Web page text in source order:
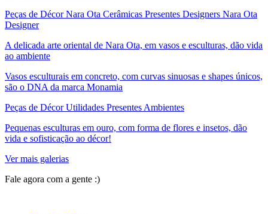
Peças de Décor Nara Ota Cerâmicas Presentes Designers Nara Ota
Designer
A delicada arte oriental de Nara Ota, em vasos e esculturas, dão vida
ao ambiente
Vasos esculturais em concreto, com curvas sinuosas e shapes únicos,
são o DNA da marca Monamia
Peças de Décor Utilidades Presentes Ambientes
Pequenas esculturas em ouro, com forma de flores e insetos, dão
vida e sofisticação ao décor!
Ver mais galerias
Fale agora com a gente :)